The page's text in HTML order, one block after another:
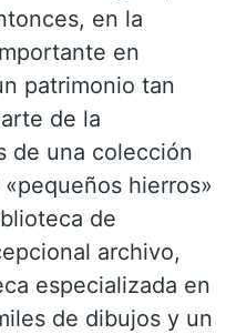
en la
en
patrimonio tan
de la
de una colección
hierros»
de
archivo,
especializada en
de dibujos y un